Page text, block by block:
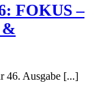
FOKUS –
&
46. Ausgabe [...]